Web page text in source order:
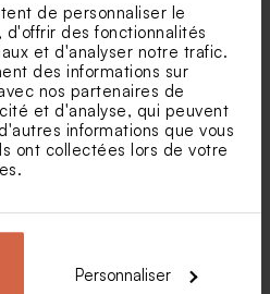
de personnaliser le
des fonctionnalités
et d'analyser notre trafic.
des informations sur
nos partenaires de
et d'analyse, qui peuvent
informations que vous
ont collectées lors de votre
Personnaliser
Contenant à dragées
mariage jolies rayures